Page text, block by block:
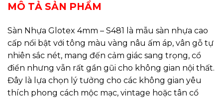
MÔ TẢ SẢN PHẨM
Sàn Nhựa Glotex 4mm – S481 là mẫu sàn nhựa cao
cấp nổi bật với tông màu vàng nâu ấm áp, vân gỗ tự
nhiên sắc nét, mang đến cảm giác sang trọng, cổ
điển nhưng vẫn rất gần gũi cho không gian nội thất.
Đây là lựa chọn lý tưởng cho các không gian yêu
thích phong cách mộc mạc, vintage hoặc tân cổ